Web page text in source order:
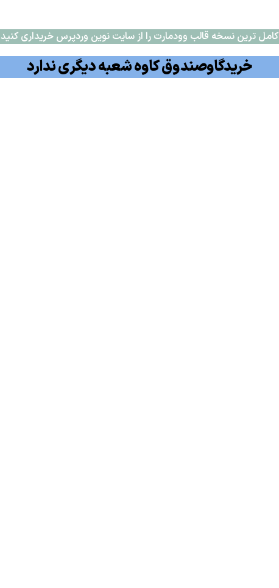
کامل ترین نسخه قالب وودمارت را از سایت نوین وردپرس خریداری کنید
خریدگاوصندوق کاوه شعبه دیگری ندارد